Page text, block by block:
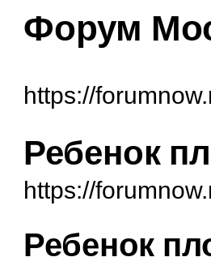
Форум
https://
Ребенок
https://
Ребенок